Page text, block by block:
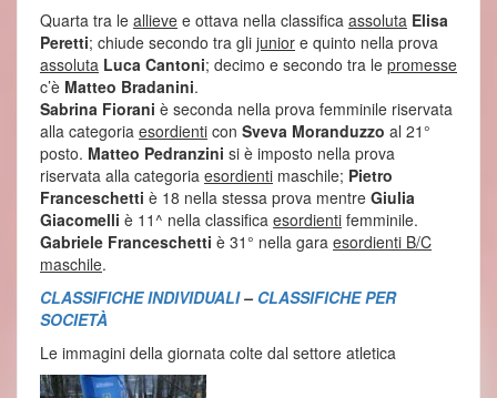
Quarta tra le allieve e ottava nella classifica assoluta Elisa
Peretti; chiude secondo tra gli junior e quinto nella prova
assoluta Luca Cantoni; decimo e secondo tra le promesse
c’è Matteo Bradanini.
Sabrina Fiorani è seconda nella prova femminile riservata
alla categoria esordienti con Sveva Moranduzzo al 21°
posto. Matteo Pedranzini si è imposto nella prova
riservata alla categoria esordienti maschile; Pietro
Franceschetti è 18 nella stessa prova mentre Giulia
Giacomelli è 11^ nella classifica esordienti femminile.
Gabriele Franceschetti è 31° nella gara esordienti B/C
maschile.
CLASSIFICHE INDIVIDUALI– CLASSIFICHE PER
SOCIETÀ
Le immagini della giornata colte dal settore atletica